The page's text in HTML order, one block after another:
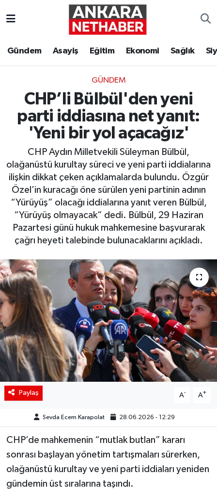
Gündem Asayiş Eğitim Ekonomi Sağlık
GÜNDEM
CHP’li Bülbül'den yeni
parti iddiasına net yanıt:
'Yeni bir yol açacağız'
CHP Aydın Milletvekili Süleyman Bülbül,
olağanüstü kurultay süreci ve yeni parti iddialarına
ilişkin dikkat çeken açıklamalarda bulundu. Özgür
Özel’in kuracağı öne sürülen yeni partinin adının
“Yürüyüş” olacağı iddialarına yanıt veren Bülbül,
“Yürüyüş olmayacak” dedi. Bülbül, 29 Haziran
Pazartesi günü hukuk mahkemesine başvurarak
çağrı heyeti talebinde bulunacaklarını açıkladı.
Paylaş A- A+
Sevda Ecem Karapolat 28.06.2026 - 12:29
CHP’de mahkemenin “mutlak butlan” kararı
sonrası başlayan yönetim tartışmaları sürerken,
olağanüstü kurultay ve yeni parti iddiaları yeniden
gündemin üst sıralarına taşındı.
Ekonomi
Gündem
Kim Kimdir Nereli
Resmi İlanlar
Sağlık
Siyaset
Spor
Teknoloji
Yaşam
Ankara Hava Durumu
Tüm Manşetler
Son Dakika Haberleri
Haber Arşivi